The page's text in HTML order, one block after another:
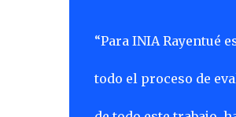
“Para INIA Rayentué
todo el proceso de